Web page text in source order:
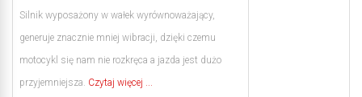
Silnik wyposażony w wałek wyrównoważający,
generuje znacznie mniej wibracji, dzięki czemu
motocykl się nam nie rozkręca a jazda jest dużo
przyjemniejsza. Czytaj więcej ...